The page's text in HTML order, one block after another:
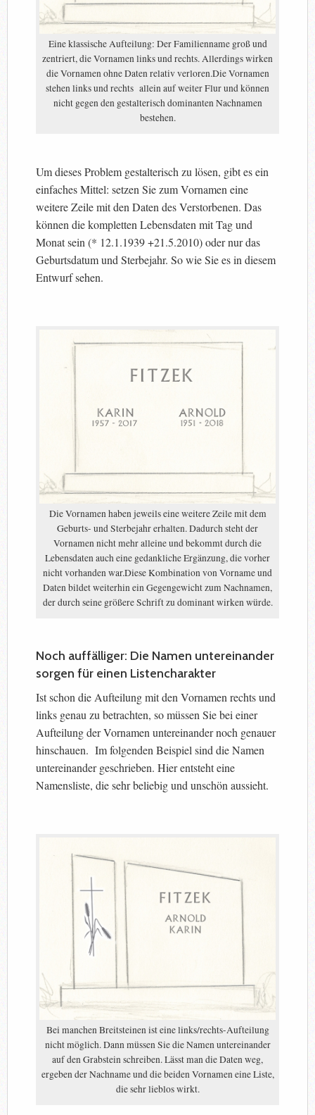
Eine klassische Aufteilung: Der Familienname groß und
zentriert, die Vornamen links und rechts. Allerdings wirken
die Vornamen ohne Daten relativ verloren.Die Vornamen
stehen links und rechts allein auf weiter Flur und können
nicht gegen den gestalterisch dominanten Nachnamen
bestehen.
Um dieses Problem gestalterisch zu lösen, gibt es ein
einfaches Mittel: setzen Sie zum Vornamen eine
weitere Zeile mit den Daten des Verstorbenen. Das
können die kompletten Lebensdaten mit Tag und
Monat sein (* 12.1.1939 +21.5.2010) oder nur das
Geburtsdatum und Sterbejahr. So wie Sie es in diesem
Entwurf sehen.
Die Vornamen haben jeweils eine weitere Zeile mit dem
Geburts- und Sterbejahr erhalten. Dadurch steht der
Vornamen nicht mehr alleine und bekommt durch die
Lebensdaten auch eine gedankliche Ergänzung, die vorher
nicht vorhanden war.Diese Kombination von Vorname und
Daten bildet weiterhin ein Gegengewicht zum Nachnamen,
der durch seine größere Schrift zu dominant wirken würde.
Noch auffälliger: Die Namen untereinander
sorgen für einen Listencharakter
Ist schon die Aufteilung mit den Vornamen rechts und
links genau zu betrachten, so müssen Sie bei einer
Aufteilung der Vornamen untereinander noch genauer
hinschauen. Im folgenden Beispiel sind die Namen
untereinander geschrieben. Hier entsteht eine
Namensliste, die sehr beliebig und unschön aussieht.
Bei manchen Breitsteinen ist eine links/rechts-Aufteilung
nicht möglich. Dann müssen Sie die Namen untereinander
auf den Grabstein schreiben. Lässt man die Daten weg,
ergeben der Nachname und die beiden Vornamen eine Liste,
die sehr lieblos wirkt.